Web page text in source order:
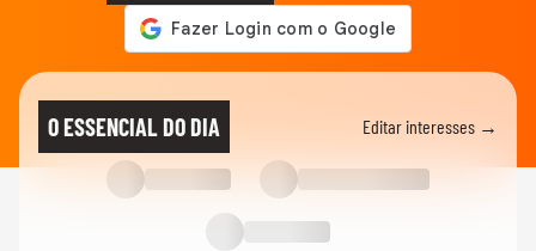
O ESSENCIAL DO DIA Editar interesses →